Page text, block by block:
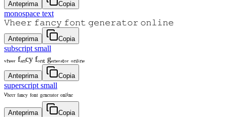
Anteprima Copia
monospace text
𝚅𝚑𝚎𝚎𝚛 𝚏𝚊𝚗𝚌𝚢 𝚏𝚘𝚗𝚝 𝚐𝚎𝚗𝚎𝚛𝚊𝚝𝚘𝚛 𝚘𝚗𝚕𝚒𝚗𝚎
Anteprima Copia
subscript small
ᵥₕₑₑᵣ fₐₙcy fₒₙₜ gₑₙₑᵣₐₜₒᵣ ₒₙₗᵢₙₑ
Anteprima Copia
superscript small
ⱽʰᵉᵉʳ ᶠᵃⁿᶜʸ ᶠᵒⁿᵗ ᵍᵉⁿᵉʳᵃᵗᵒʳ ᵒⁿˡⁱⁿᵉ
Anteprima Copia